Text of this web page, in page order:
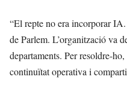
“El repte no era incorporar
de Parlem. L’organització va
departaments. Per resoldre-
continuïtat operativa i